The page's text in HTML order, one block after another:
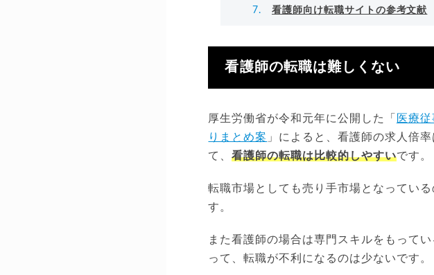
看護師向け転職サイトの参考文献
看護師の転職は難しくない
厚生労働省が令和元年に公開した「
医療
りまとめ案 」によると、看護師の求人倍
て、看護師の転職は比較的しやすいです。
転職市場としても売り手市場となってい
す。
また看護師の場合は専門スキルをもって
って、転職が不利になるのは少ないです。